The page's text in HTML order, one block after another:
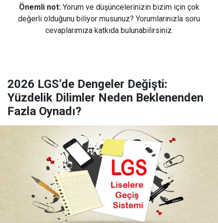
Önemli not: Yorum ve düşüncelerinizin bizim için çok
değerli olduğunu biliyor musunuz? Yorumlarınızla soru
cevaplarımıza katkıda bulunabilirsiniz.
2026 LGS’de Dengeler Değişti:
Yüzdelik Dilimler Neden Beklenenden
Fazla Oynadı?